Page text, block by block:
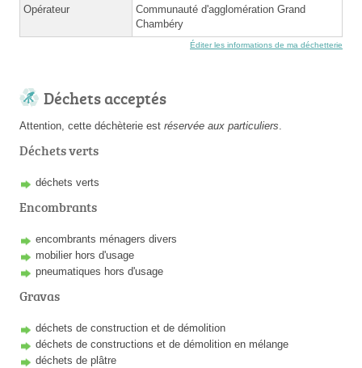
Opérateur
Communauté d'agglomération Grand
Chambéry
Éditer les informations de ma déchetterie
Déchets acceptés
Attention, cette déchèterie est réservée aux particuliers.
Déchets verts
déchets verts
Encombrants
encombrants ménagers divers
mobilier hors d'usage
pneumatiques hors d'usage
Gravas
déchets de construction et de démolition
déchets de constructions et de démolition en mélange
déchets de plâtre